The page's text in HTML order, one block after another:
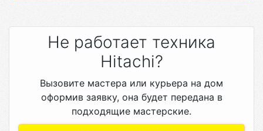
Не работает техника
Hitachi?
Вызовите мастера или курьера на дом
оформив заявку, она будет передана в
подходящие мастерские.